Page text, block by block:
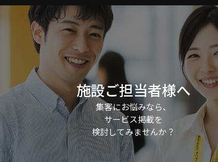
施設ご担当者様へ
集客にお悩みなら、
サービス掲載を
検討してみませんか？